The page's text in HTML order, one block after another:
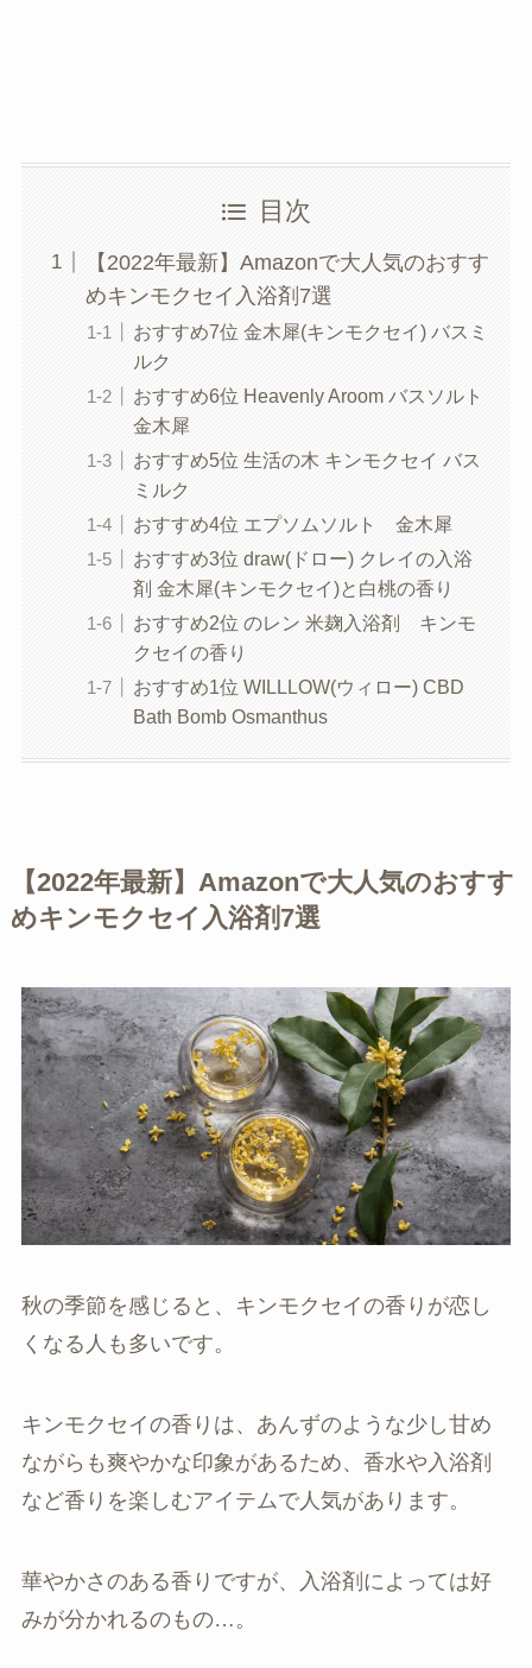
目次
【2022年最新】Amazonで大人気のおすす
めキンモクセイ入浴剤7選
おすすめ7位 金木犀(キンモクセイ) バスミ
ルク
おすすめ6位 Heavenly Aroom バスソルト
金木犀
おすすめ5位 生活の木 キンモクセイ バス
ミルク
おすすめ4位 エプソムソルト 金木犀
おすすめ3位 draw(ドロー) クレイの入浴
剤 金木犀(キンモクセイ)と白桃の香り
おすすめ2位 のレン 米麹入浴剤 キンモ
クセイの香り
おすすめ1位 WILLLOW(ウィロー) CBD
Bath Bomb Osmanthus
【2022年最新】Amazonで大人気のおすす
めキンモクセイ入浴剤7選
秋の季節を感じると、キンモクセイの香りが恋し
くなる人も多いです。
キンモクセイの香りは、あんずのような少し甘め
ながらも爽やかな印象があるため、香水や入浴剤
など香りを楽しむアイテムで人気があります。
華やかさのある香りですが、入浴剤によっては好
みが分かれるのもの…。